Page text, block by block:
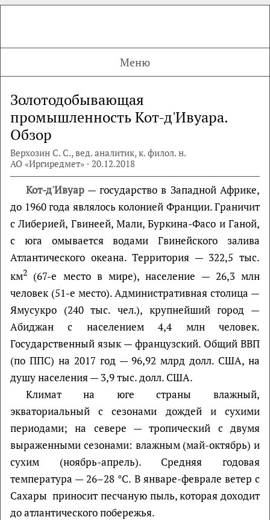
Меню
Золотодобывающая
промышленность Кот-д'Ивуара.
Обзор
Верхозин С. С., вед. аналитик, к. филол. н.
АО «Иргиредмет» · 20.12.2018
Кот-д'Ивуар— государство в Западной Африке,
до 1960 года являлось колонией Франции. Граничит
с Либерией, Гвинеей, Мали, Буркина-Фасо и Ганой,
с юга омывается водами Гвинейского залива
Атлантического океана. Территория — 322,5 тыс.
км2
(67-е место в мире), население — 26,3 млн
человек (51-е место). Административная столица —
Ямусукро (240 тыс. чел.), крупнейший город —
Абиджан с населением 4,4 млн человек.
Государственный язык — французский. Общий ВВП
(по ППС) на 2017 год — 96,92 млрд долл. США, на
душу населения — 3,9 тыс. долл. США.
Климат на юге страны влажный,
экваториальный с сезонами дождей и сухими
периодами; на севере — тропический с двумя
выраженными сезонами: влажным (май-октябрь) и
сухим (ноябрь-апрель). Средняя годовая
температура — 26–28 °C. В январе-феврале ветер с
Сахары приносит песчаную пыль, которая доходит
до атлантического побережья.